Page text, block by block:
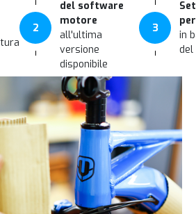
2
del software
motore
all'ultima
versione
disponibile
3
in
del